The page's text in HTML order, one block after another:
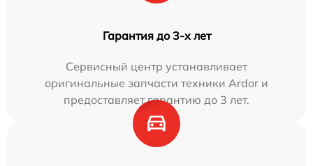
Гарантия до 3-х лет
Сервисный центр устанавливает
оригинальные запчасти техники Ardor и
предоставляет гарантию до 3 лет.